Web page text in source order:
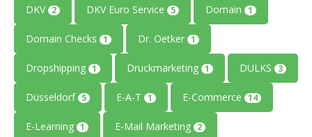
DKV 2 DKV Euro Service 5 Domain 1
Domain Checks 1 Dr. Oetker 1
Dropshipping 1 Druckmarketing 1 DULKS 3
Düsseldorf 5 E-A-T 1 E-Commerce 14
E-Learning 1 E-Mail Marketing 2